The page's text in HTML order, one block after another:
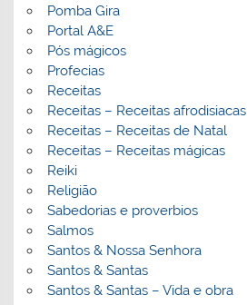
Pomba Gira
Portal A&E
Pós mágicos
Profecias
Receitas
Receitas – Receitas afrodisiacas
Receitas – Receitas de Natal
Receitas – Receitas mágicas
Reiki
Religião
Sabedorias e proverbios
Salmos
Santos & Nossa Senhora
Santos & Santas
Santos & Santas – Vida e obra